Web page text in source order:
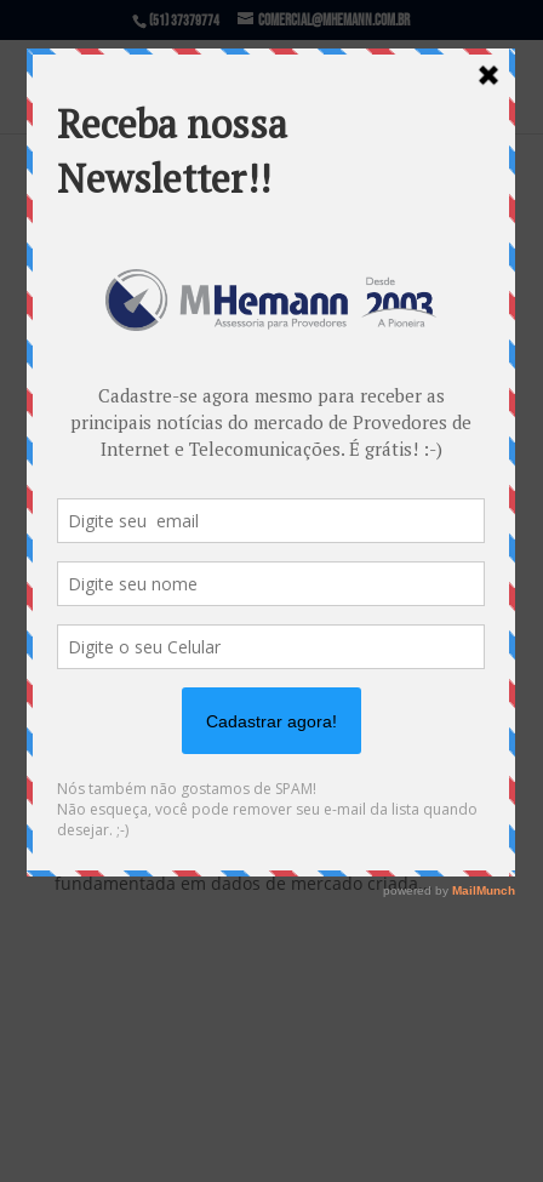
(51) 37379774 comercial@mhemann.com.br
Como o combinado de trânsito, IX.br, CDNs e PNIs mudou a economia
da Internet
Marketing MHemann|mar 5, 2026
peering e o papel cada vez mais relevante dos
pontos de troca de tráfego na arquitetura da rede.
fundamentada em dados de mercado criada...